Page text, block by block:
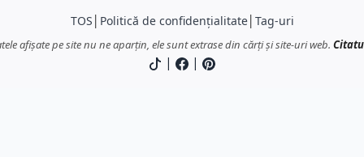
TOS Politică de confidențialitate│ Tag-uri
afișate pe site nu ne aparțin, ele sunt extrase din cărți și site-uri web.
| |